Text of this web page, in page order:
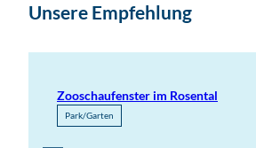
Unsere Empfehlung
Zooschaufenster im Rosental
Park/Garten